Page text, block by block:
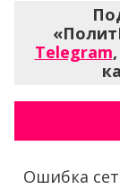
Telegram,
Ошибка